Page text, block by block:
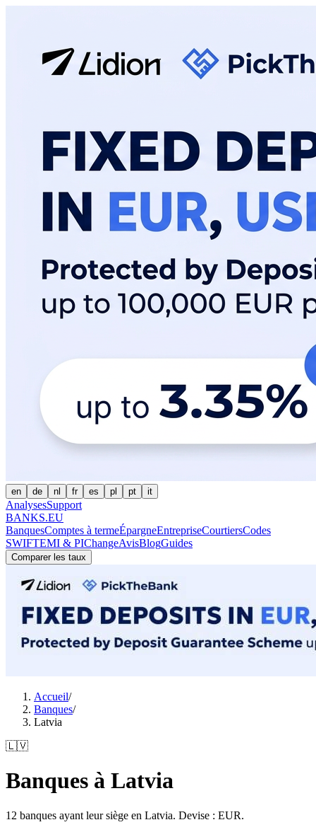
en de nl fr es pl pt it
AnalysesSupport
BANKS.EU
BanquesComptes à termeÉpargneEntrepriseCourtiersCodes
SWIFTEMI & PIChangeAvisBlogGuides
Comparer les taux
Accueil/
Banques/
Latvia
🇱🇻
Banques à Latvia
12 banques ayant leur siège en Latvia. Devise : EUR.